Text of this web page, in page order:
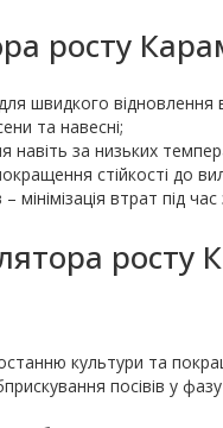
росту
швидкого відновлення
та навесні;
навіть за низьких
стійкості до
– мінімізація втрат під
росту
культури та
посівів у